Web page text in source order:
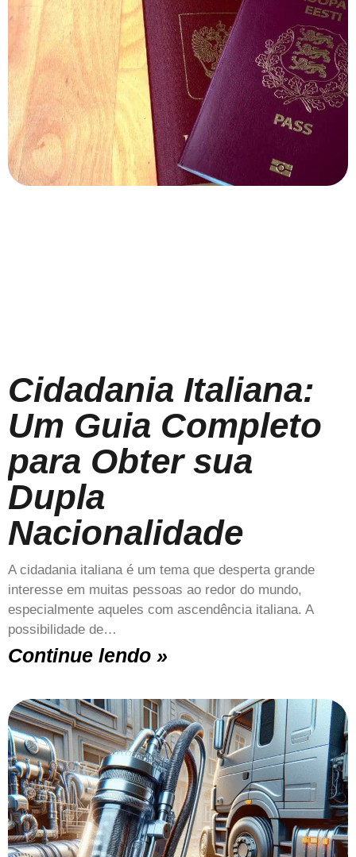
Cidadania Italiana:
Um Guia Completo
para Obter sua
Dupla
Nacionalidade
A cidadania italiana é um tema que desperta grande
interesse em muitas pessoas ao redor do mundo,
especialmente aqueles com ascendência italiana. A
possibilidade de…
Continue lendo »